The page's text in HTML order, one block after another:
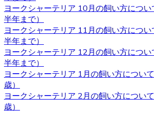
出たり、妊娠の危険性があることがあり
合も性格は飼い主の育て方次第なので、
が合って気に入った子がいた場合には性
ではないでしょう。
2020.10.30
ヨークシャーテリアは体が小さいため、
けで十分な運動になります。高齢者など
行ってあげられるか不安な人にもおすす
ヨークシャテリアのストレス発散のため
ヨークシャーテリア 10月の飼い方につい
半年まで）
ヨークシャーテリア 11月の飼い方につい
半年まで）
ヨークシャーテリア 12月の飼い方につい
半年まで）
ヨークシャーテリア 1月の飼い方につい
歳）
ヨークシャーテリア 2月の飼い方につい
歳）